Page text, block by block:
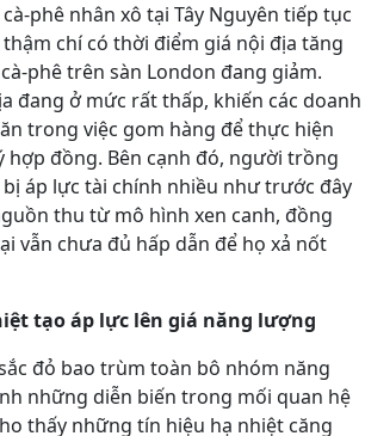
phê nhân xô tại Tây Nguyên tiếp tục
chí có thời điểm giá nội địa tăng
phê trên sàn London đang giảm.
đang ở mức rất thấp, khiến các doanh
trong việc gom hàng để thực hiện
hợp đồng. Bên cạnh đó, người trồng
áp lực tài chính nhiều như trước đây
thu từ mô hình xen canh, đồng
vẫn chưa đủ hấp dẫn để họ xả nốt
tạo áp lực lên giá năng lượng
đỏ bao trùm toàn bô nhóm năng
những diễn biến trong mối quan hệ
thấy những tín hiệu hạ nhiệt căng